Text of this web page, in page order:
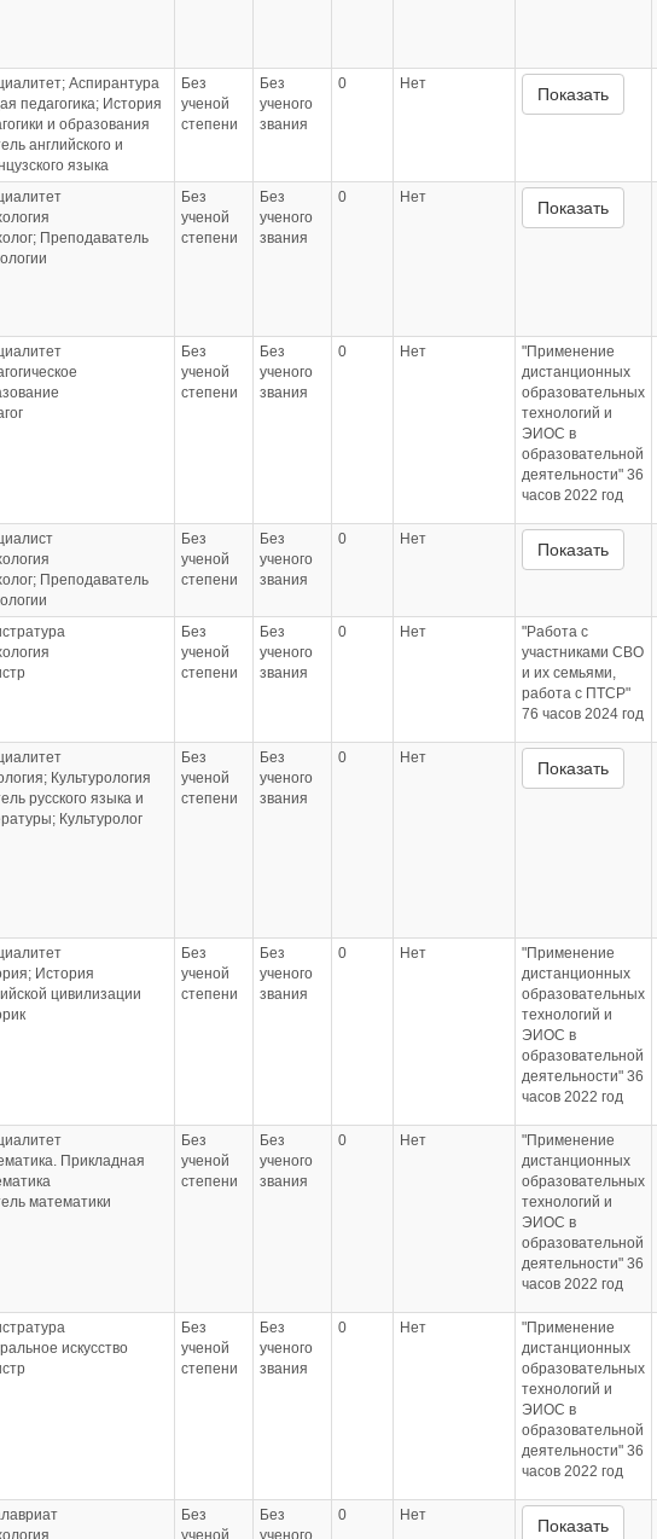
Аспирантура
педагогика; История
и образования
английского и
языка
Без
ученой
степени
Без
ученого
звания
0 Нет
Показать
Преподаватель
Без
ученой
степени
Без
ученого
звания
0 Нет
Показать
Без
ученой
степени
Без
ученого
звания
0 Нет
"Применение
дистанционных
образовательных
технологий и
ЭИОС в
образовательной
деятельности" 36
часов 2022 год
Преподаватель
Без
ученой
степени
Без
ученого
звания
0 Нет
Показать
Без
ученой
степени
Без
ученого
звания
0 Нет
"Работа с
участниками СВО
и их семьями,
работа с ПТСР"
76 часов 2024 год
Культурология
русского языка и
Культуролог
Без
ученой
степени
Без
ученого
звания
0 Нет
Показать
История
цивилизации
Без
ученой
степени
Без
ученого
звания
0 Нет
"Применение
дистанционных
образовательных
технологий и
ЭИОС в
образовательной
деятельности" 36
часов 2022 год
Прикладная
математики
Без
ученой
степени
Без
ученого
звания
0 Нет
"Применение
дистанционных
образовательных
технологий и
ЭИОС в
образовательной
деятельности" 36
часов 2022 год
искусство
Без
ученой
степени
Без
ученого
звания
0 Нет
"Применение
дистанционных
образовательных
технологий и
ЭИОС в
образовательной
деятельности" 36
часов 2022 год
Без
ученой
Без
ученого
0 Нет
Показать